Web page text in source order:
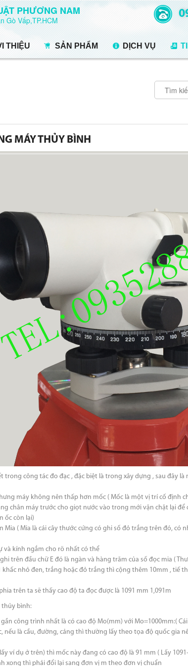
PHƯƠNG NAM
Gò Vấp,TP.HCM
THIỆU SẢN PHẨM DỊCH VỤ
MÁY THỦY BÌNH
trong công tác đo đạc , đặc biệt là trong xây dựng , sau đây
máy không nên thấp hơn mốc ( Mốc là một vị trí cố định
chân máy trước cho giọt nước vào trong mới vặn chặt lại
ốc còn lại)
Mia ( Mia là cái cây thước cứng có ghi số đỏ trắng trên đó, có
và kính ngắm cho rõ nhất có thể
trên đầu chữ E đó là ngàn và hàng trăm của số đọc mia (
khấc nhỏ đen, trắng hoặc đỏ trắng thì cộng thêm 10mm , tiế
trên ta sẽ thấy cao độ ta đọc được là 1091 mm 1,091m
thủy bình:
công trình nhất là có cao độ Mo(mm) với Mo=1000mm:(
nếu là cầu, đường, cảng thì thường lấy theo tọa độ quốc gia
ví dụ ở trên) thì mốc này đang có cao độ là 91 mm ( Lấy
xong thì phải đổi lại sang đơn vị m theo đơn vị chuẩn